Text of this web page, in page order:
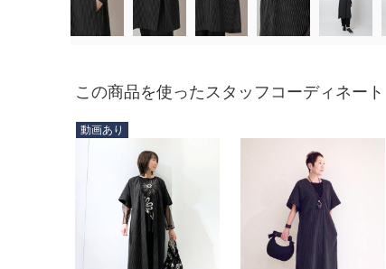
この商品を使ったスタッフコーディネート
動画あり